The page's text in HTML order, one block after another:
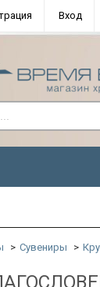
Вход
Сувениры